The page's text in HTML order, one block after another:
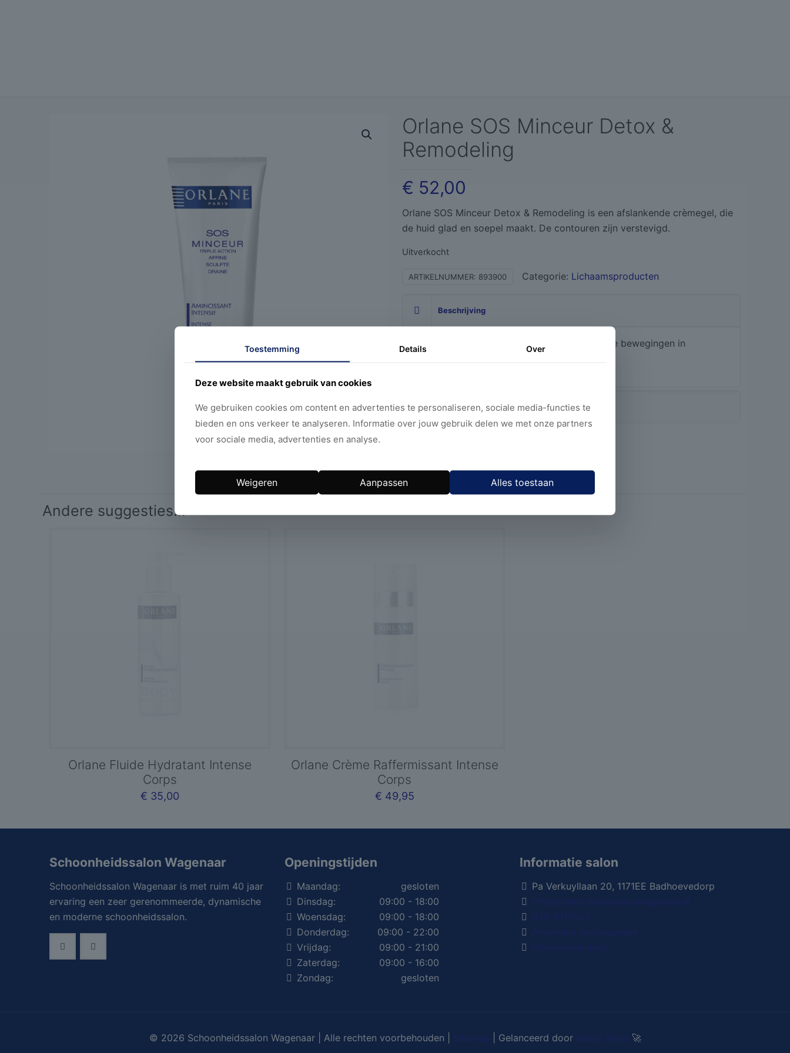
Orlane SOS Minceur Detox &
Remodeling
€ 52,00
Orlane SOS Minceur Detox & Remodeling is een afslankende crèmegel, die
de huid glad en soepel maakt. De contouren zijn verstevigd.
Uitverkocht
ARTIKELNUMMER: 893900 Categorie: Lichaamsproducten
Beschrijving
In de ochtend en avond met wijde, roterende bewegingen in
Aanvullende informatie
Andere suggesties…
Orlane Fluide Hydratant Intense
Corps
€ 35,00
Orlane Crème Raffermissant Intense
Corps
€ 49,95
Schoonheidssalon Wagenaar
Schoonheidssalon Wagenaar is met ruim 40 jaar
ervaring een zeer gerenommeerde, dynamische
en moderne schoonheidssalon.
Openingstijden
Maandag:
gesloten
Dinsdag:
09:00 - 18:00
Woensdag:
09:00 - 18:00
Donderdag:
09:00 - 22:00
Vrijdag:
09:00 - 21:00
Zaterdag:
09:00 - 16:00
Zondag:
gesloten
Informatie salon
Pa Verkuyllaan 20, 1171EE Badhoevedorp
info@schoonheidssalonwagenaar.nl
020-6117582
Algemene voorwaarden
Privacyverklaring
© 2026 Schoonheidssalon Wagenaar | Alle rechten voorbehouden | Sitemap | Gelanceerd door Social Road 🚀
Toestemming Details Over
Deze website maakt gebruik van cookies
We gebruiken cookies om content en advertenties te personaliseren, sociale media-functies te
bieden en ons verkeer te analyseren. Informatie over jouw gebruik delen we met onze partners
voor sociale media, advertenties en analyse.
Weigeren Aanpassen Alles toestaan